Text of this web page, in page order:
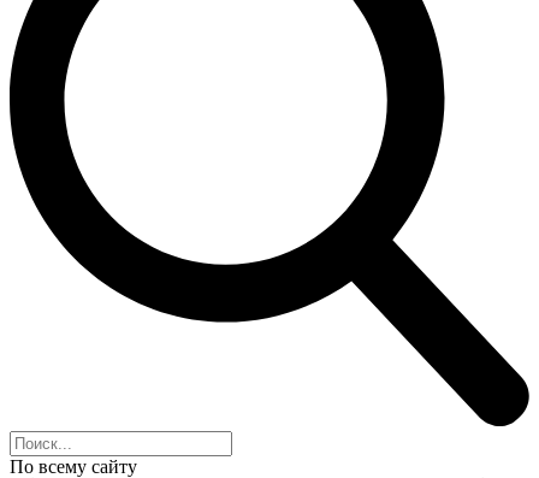
По всему сайту